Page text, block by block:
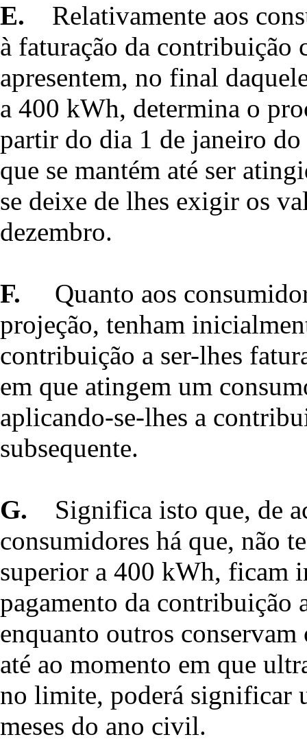
E.
Relativamente aos
à faturação da contribuição
apresentem, no final
a 400 kWh, determina o
partir do dia 1 de janeiro
que se mantém até ser
se deixe de lhes exigir os
dezembro.
F.
Quanto aos
projeção, tenham
contribuição a ser-lhes
em que atingem um
aplicando-se-lhes a
subsequente.
G.
Significa isto que, de
consumidores há que, não
superior a 400 kWh, ficam
pagamento da
enquanto outros
até ao momento em que
no limite, poderá significar
meses do ano civil.